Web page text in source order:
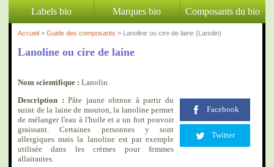
Labels bio Marques bio Composants du bio
Accueil > Guide des composants > Lanoline ou cire de laine (Lanolin)
Lanoline ou cire de laine
Nom scientifique : Lanolin
Facebook
Twitter
Description : Pâte jaune obtnue à partir du
suint de la laine de mouton, la lanoline permet
de mélanger l'eau à l'huile et a un fort pouvoir
graissant. Certaines personnes y sont
allergiques mais la lanoline est par exemple
utilisée dans les crèmes pour femmes
allaitantes.